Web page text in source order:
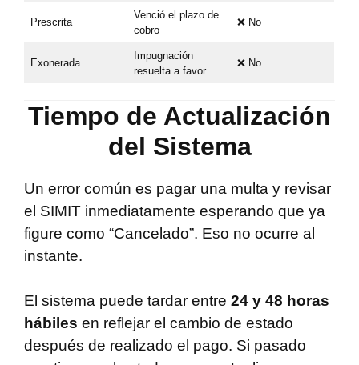
Prescrita
Venció el plazo de
cobro
❌ No
Exonerada
Impugnación
resuelta a favor
❌ No
Tiempo de Actualización
del Sistema
Un error común es pagar una multa y revisar
el SIMIT inmediatamente esperando que ya
figure como “Cancelado”. Eso no ocurre al
instante.
El sistema puede tardar entre 24 y 48 horas
hábiles en reflejar el cambio de estado
después de realizado el pago. Si pasado